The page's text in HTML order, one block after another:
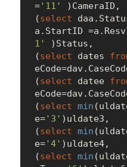
='11'
)CameraID,
(select
a.StartID =
1'
)Status,
(select dates
eCode=
(select datee
eCode=
(select min
e='3' )uldate3,
(select min
e='4' )uldate4,
(select min